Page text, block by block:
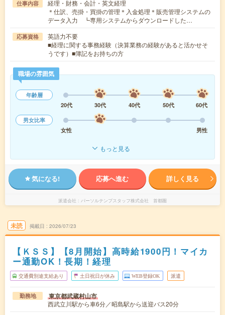
仕事内容
経理・財務・会計・英文経理
＊仕訳、売掛・買掛の管理＊入金処理＊販売管理システムの
データ入力 ┗専用システムからダウンロードした…
応募資格
英語力不要
■経理に関する事務経験（決算業務の経験があると活かせそ
うです）■簿記をお持ちの方
職場の雰囲気
年齢層
20代
30代 40代 50代
60代
男女比率
女性
男性
もっと見る
気になる! 応募へ進む 詳しく見る
派遣会社 パーソルテンプスタッフ株式会社 首都圏
未読 掲載日 2026/07/23
【ＫＳＳ】【8月開始】高時給1900円！マイカ
ー通勤OK！長期！経理
交通費別途支給あり 土日祝日が休み WEB登録OK 派遣
勤務地 東京都武蔵村山市
西武立川駅から車6分／昭島駅から送迎バス20分